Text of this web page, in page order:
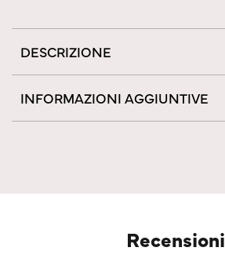
DESCRIZIONE
INFORMAZIONI AGGIUNTIVE
Recensioni